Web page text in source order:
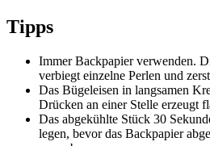
Tipps
Immer Backpapier verwenden.
verbiegt einzelne Perlen und
Das Bügeleisen in langsamen
Drücken an einer Stelle erzeugt
Das abgekühlte Stück 30
legen, bevor das Backpapier